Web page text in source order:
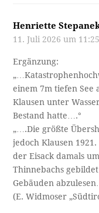
Henriette
11. Juli 2026 um
Ergänzung:
einem 7m tiefen See
Klausen unter
Bestand hatte….°
„….Die größte
jedoch Klausen
der Eisack damals
Thinnebachs
Gebäuden
(E. Widmoser